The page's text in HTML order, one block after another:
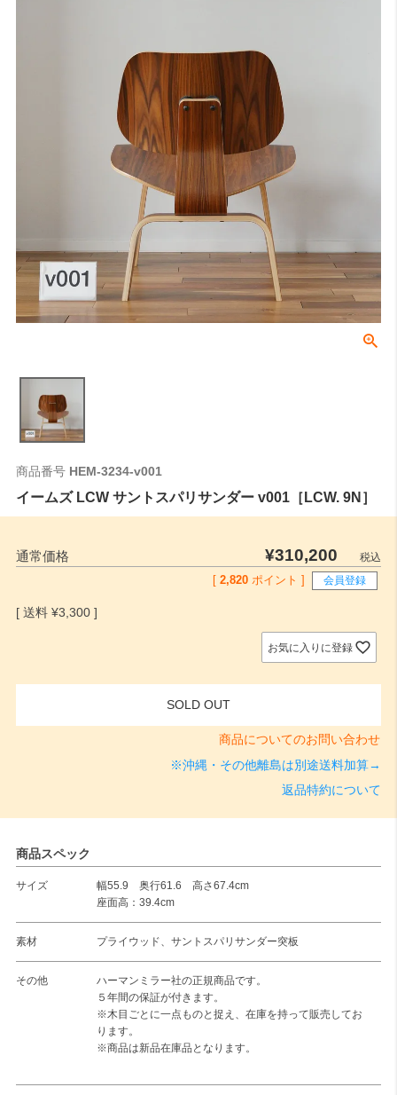
商品番号 HEM-3234-v001
イームズ LCW サントスパリサンダー v001［LCW. 9N］
通常価格 ¥310,200
税込
[ 2,820 ポイント ] 会員登録
¥3,300
お気に入りに登録
SOLD OUT
商品についてのお問い合わせ
※沖縄・その他離島は別途送料加算→
返品特約について
商品スペック
サイズ
幅55.9 奥行61.6 高さ67.4cm
座面高：39.4cm
素材 プライウッド、サントスパリサンダー突板
その他
ハーマンミラー社の正規商品です。
５年間の保証が付きます。
※木目ごとに一点ものと捉え、在庫を持って販売してお
ります。
※商品は新品在庫品となります。